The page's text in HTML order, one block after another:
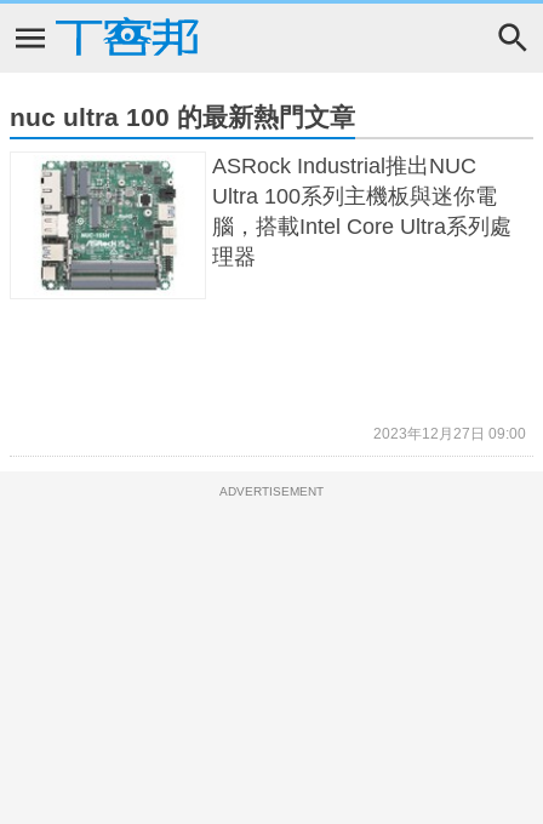
nuc ultra 100 的最新熱門文章
ASRock Industrial推出NUC
Ultra 100系列主機板與迷你電
腦，搭載Intel Core Ultra系列處
理器
2023年12月27日 09:00
ADVERTISEMENT